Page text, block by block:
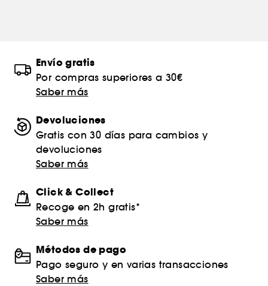
Envío gratis
Por compras superiores a 30€
Saber más
Devoluciones
Gratis con 30 días para cambios y
devoluciones
Saber más
Click & Collect
Recoge en 2h gratis*
Saber más
Métodos de pago
Pago seguro y en varias transacciones
Saber más